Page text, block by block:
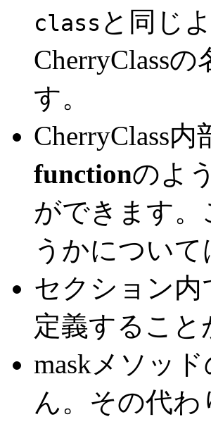
class と同じ
CherryClass
す。
CherryClass
functionのよ
ができます
うかについ
セクション内
定義するこ
maskメソッ
ん。その代わ